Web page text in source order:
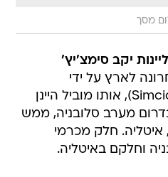
מסך
ליינות יקב סימצ'יץ'
לארץ על ידי
. יקב סימצ'יץ'(Simcic), אותו מוביל היינן
מערב סלובניה, ממש
איטליה. חלק מכרמי
וחלקם באיטליה.